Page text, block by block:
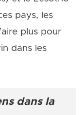
pays, les
plus pour
dans les
dans la